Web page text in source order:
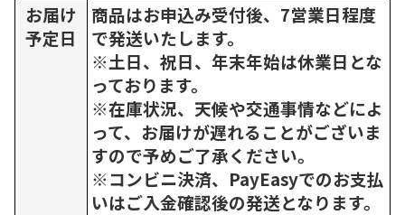
お届け
予定日
商品はお申込み受付後、7営業日程度
で発送いたします。
※土日、祝日、年末年始は休業日とな
っております。
※在庫状況、天候や交通事情などによ
って、お届けが遅れることがございま
すので予めご了承ください。
※コンビニ決済、PayEasyでのお支払
いはご入金確認後の発送となります。